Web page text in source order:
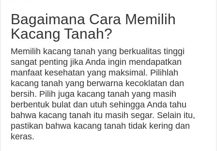
Bagaimana Cara Memilih
Kacang Tanah?
Memilih kacang tanah yang berkualitas tinggi
sangat penting jika Anda ingin mendapatkan
manfaat kesehatan yang maksimal. Pilihlah
kacang tanah yang berwarna kecoklatan dan
bersih. Pilih juga kacang tanah yang masih
berbentuk bulat dan utuh sehingga Anda tahu
bahwa kacang tanah itu masih segar. Selain itu,
pastikan bahwa kacang tanah tidak kering dan
keras.